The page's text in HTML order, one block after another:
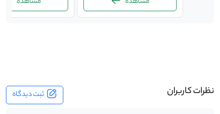
نظرات کاربران ثبت دیدگاه